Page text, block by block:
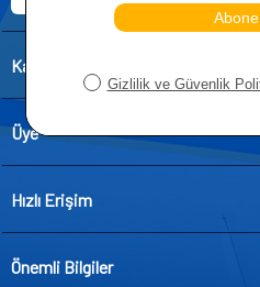
Kategoriler
Üye
Hızlı Erişim
Önemli Bilgiler